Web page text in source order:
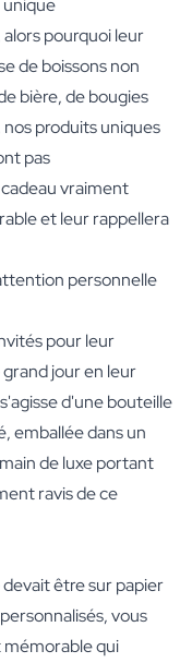
unique
pourquoi leur
de boissons non
bière, de bougies
produits uniques
pas
vraiment
et leur rappellera
personnelle
pour leur
jour en leur
d'une bouteille
emballée dans un
de luxe portant
ravis de ce
être sur papier
vous
qui